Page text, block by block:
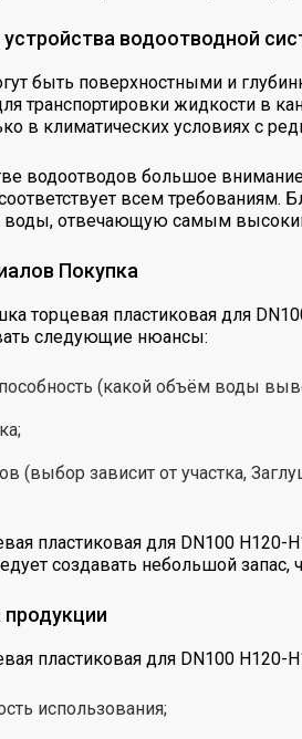
водоотводной
быть поверхностными и
транспортировки жидкости в
в климатических условиях с
водоотводов большое
всем требованиям.
воды, отвечающую самым
Покупка
торцевая пластиковая для
следующие нюансы:
(какой объём воды
(выбор зависит от участка,
пластиковая для DN100
создавать небольшой
пластиковая для DN100
использования;